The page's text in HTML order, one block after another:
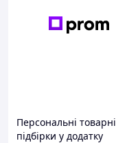
Персональні товарні
підбірки у додатку